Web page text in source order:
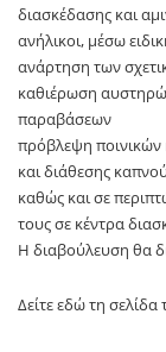
διασκέδασης και
ανήλικοι, μέσω
ανάρτηση των
καθιέρωση
παραβάσεων
πρόβλεψη
και διάθεσης
καθώς και σε
τους σε κέντρα
Η διαβούλευση θα
Δείτε εδώ τη